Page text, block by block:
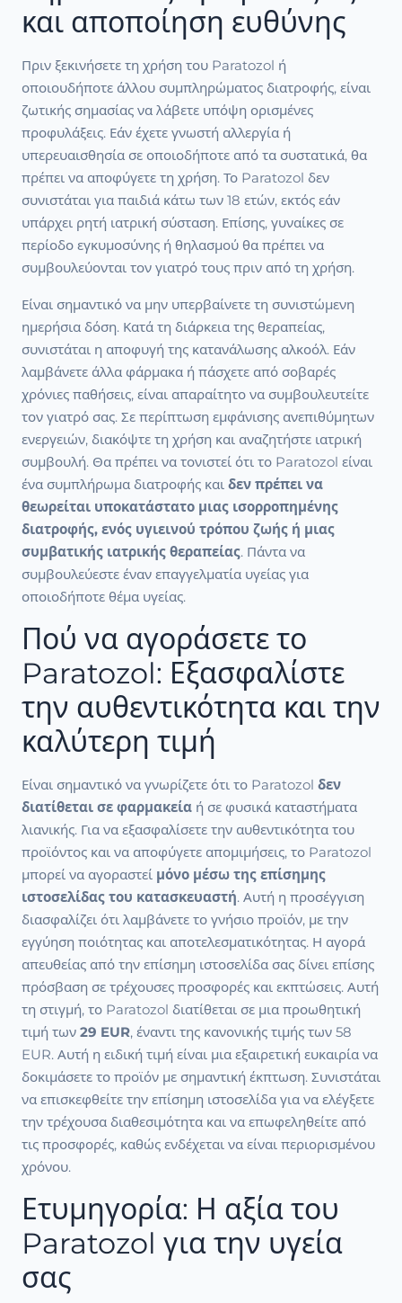
και αποποίηση ευθύνης
Πριν ξεκινήσετε τη χρήση του Paratozol ή
οποιουδήποτε άλλου συμπληρώματος διατροφής, είναι
ζωτικής σημασίας να λάβετε υπόψη ορισμένες
προφυλάξεις. Εάν έχετε γνωστή αλλεργία ή
υπερευαισθησία σε οποιοδήποτε από τα συστατικά, θα
πρέπει να αποφύγετε τη χρήση. Το Paratozol δεν
συνιστάται για παιδιά κάτω των 18 ετών, εκτός εάν
υπάρχει ρητή ιατρική σύσταση. Επίσης, γυναίκες σε
περίοδο εγκυμοσύνης ή θηλασμού θα πρέπει να
συμβουλεύονται τον γιατρό τους πριν από τη χρήση.
Είναι σημαντικό να μην υπερβαίνετε τη συνιστώμενη
ημερήσια δόση. Κατά τη διάρκεια της θεραπείας,
συνιστάται η αποφυγή της κατανάλωσης αλκοόλ. Εάν
λαμβάνετε άλλα φάρμακα ή πάσχετε από σοβαρές
χρόνιες παθήσεις, είναι απαραίτητο να συμβουλευτείτε
τον γιατρό σας. Σε περίπτωση εμφάνισης ανεπιθύμητων
ενεργειών, διακόψτε τη χρήση και αναζητήστε ιατρική
συμβουλή. Θα πρέπει να τονιστεί ότι το Paratozol είναι
ένα συμπλήρωμα διατροφής και δεν πρέπει να
θεωρείται υποκατάστατο μιας ισορροπημένης
διατροφής, ενός υγιεινού τρόπου ζωής ή μιας
συμβατικής ιατρικής θεραπείας. Πάντα να
συμβουλεύεστε έναν επαγγελματία υγείας για
οποιοδήποτε θέμα υγείας.
Πού να αγοράσετε το
Paratozol: Εξασφαλίστε
την αυθεντικότητα και την
καλύτερη τιμή
Είναι σημαντικό να γνωρίζετε ότι το Paratozol δεν
διατίθεται σε φαρμακεία ή σε φυσικά καταστήματα
λιανικής. Για να εξασφαλίσετε την αυθεντικότητα του
προϊόντος και να αποφύγετε απομιμήσεις, το Paratozol
μπορεί να αγοραστεί μόνο μέσω της επίσημης
ιστοσελίδας του κατασκευαστή. Αυτή η προσέγγιση
διασφαλίζει ότι λαμβάνετε το γνήσιο προϊόν, με την
εγγύηση ποιότητας και αποτελεσματικότητας. Η αγορά
απευθείας από την επίσημη ιστοσελίδα σας δίνει επίσης
πρόσβαση σε τρέχουσες προσφορές και εκπτώσεις. Αυτή
τη στιγμή, το Paratozol διατίθεται σε μια προωθητική
τιμή των 29 EUR, έναντι της κανονικής τιμής των 58
EUR. Αυτή η ειδική τιμή είναι μια εξαιρετική ευκαιρία να
δοκιμάσετε το προϊόν με σημαντική έκπτωση. Συνιστάται
να επισκεφθείτε την επίσημη ιστοσελίδα για να ελέγξετε
την τρέχουσα διαθεσιμότητα και να επωφεληθείτε από
τις προσφορές, καθώς ενδέχεται να είναι περιορισμένου
χρόνου.
Ετυμηγορία: Η αξία του
Paratozol για την υγεία
σας